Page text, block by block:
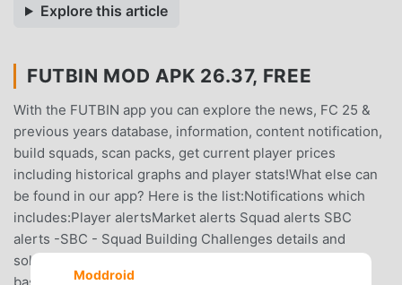
Explore this article
FUTBIN MOD APK 26.37, FREE
With the FUTBIN app you can explore the news, FC 25 &
previous years database, information, content notification,
build squads, scan packs, get current player prices
including historical graphs and player stats!What else can
be found in our app? Here is the list:Notifications which
includes:Player alertsMarket alerts Squad alerts SBC
alerts -SBC - Squad Building Challenges details and
solutions.- Squad Builder including player suggestions
Moddroid